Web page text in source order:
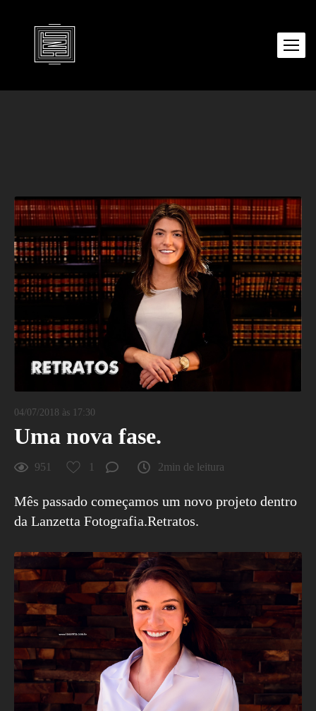
04/07/2018 às 17:30
Uma nova fase.
951 1 2min de leitura
Mês passado começamos um novo projeto dentro
da Lanzetta Fotografia.Retratos.